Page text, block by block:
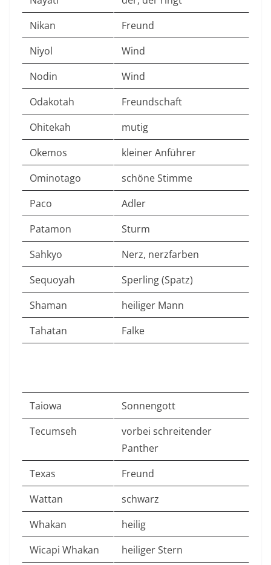
Nikan
Freund
Niyol
Wind
Nodin
Wind
Odakotah
Freundschaft
Ohitekah
mutig
Okemos
kleiner Anführer
Ominotago
schöne Stimme
Paco
Adler
Patamon
Sturm
Sahkyo
Nerz, nerzfarben
Sequoyah
Sperling (Spatz)
Shaman
heiliger Mann
Tahatan
Falke
Taiowa
Sonnengott
Tecumseh
vorbei schreitender
Panther
Texas
Freund
Wattan
schwarz
Whakan
heilig
Wicapi Whakan
heiliger Stern